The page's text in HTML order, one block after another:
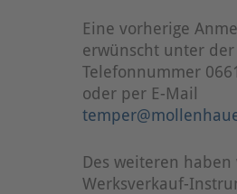
Eine vorherige
erwünscht unter der
Telefonnummer
oder per E-Mail
Des weiteren
Werksverkauf-